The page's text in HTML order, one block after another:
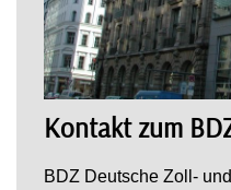
Kontakt zum
BDZ Deutsche Zoll-